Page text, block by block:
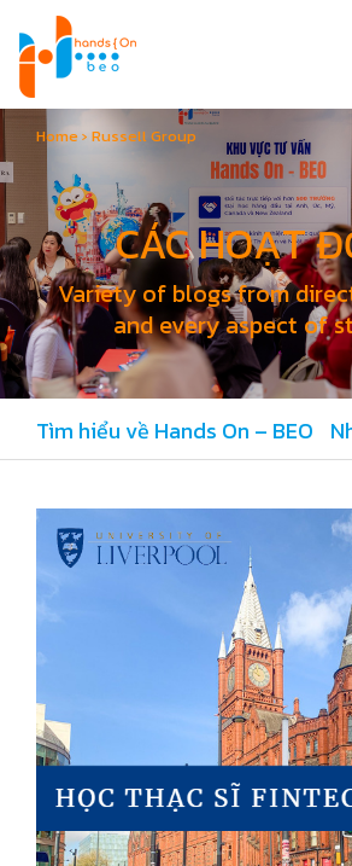
Home› Russell Group
CÁC HOẠT
Variety of blogs from
and every aspect of
Tìm hiểu về Hands On – BEO